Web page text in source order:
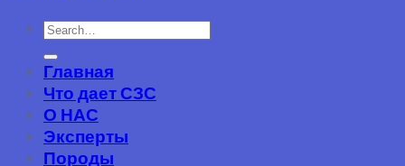
Главная
Что дает СЗС
О НАС
Эксперты
Породы